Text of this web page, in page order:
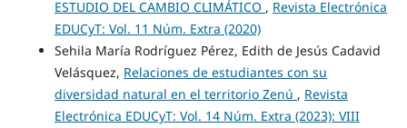
ESTUDIO DEL CAMBIO CLIMÁTICO , Revista Electrónica
EDUCyT: Vol. 11 Núm. Extra (2020)
Sehila María Rodríguez Pérez, Edith de Jesús Cadavid
Velásquez, Relaciones de estudiantes con su
diversidad natural en el territorio Zenú , Revista
Electrónica EDUCyT: Vol. 14 Núm. Extra (2023): VIII